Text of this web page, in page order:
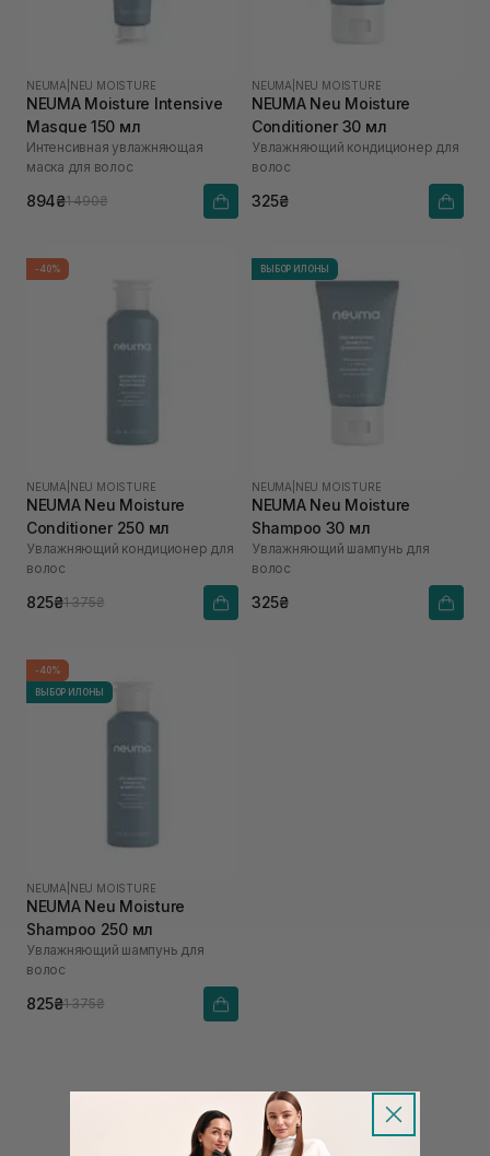
NEUMA NEU MOISTURE
NEUMA Moisture Intensive
Masque 150 мл
Интенсивная увлажняющая
маска для волос
894₴1 490₴
NEUMA NEU MOISTURE
NEUMA Neu Moisture
Conditioner 30 мл
Увлажняющий кондиционер для
волос
325₴
-40%
NEUMA NEU MOISTURE
NEUMA Neu Moisture
Conditioner 250 мл
Увлажняющий кондиционер для
волос
825₴1 375₴
ВЫБОР ИЛОНЫ
NEUMA NEU MOISTURE
NEUMA Neu Moisture
Shampoo 30 мл
Увлажняющий шампунь для
волос
325₴
-40%
ВЫБОР ИЛОНЫ
NEUMA NEU MOISTURE
NEUMA Neu Moisture
Shampoo 250 мл
Увлажняющий шампунь для
волос
825₴1 375₴